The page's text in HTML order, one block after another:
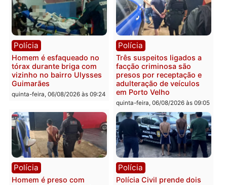
Polícia
Policiais militares
recuperam moto furtada e
prendem trio na zona
Leste
quinta-feira, 06/08/2026 às 09:28
Polícia
Jovem é encontrado
na Rua dos Cravos e
é investigado pela
em RO
quinta-feira, 06/08/2026 às
Polícia Polícia